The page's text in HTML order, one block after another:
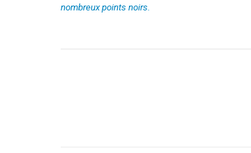
nombreux points noirs.